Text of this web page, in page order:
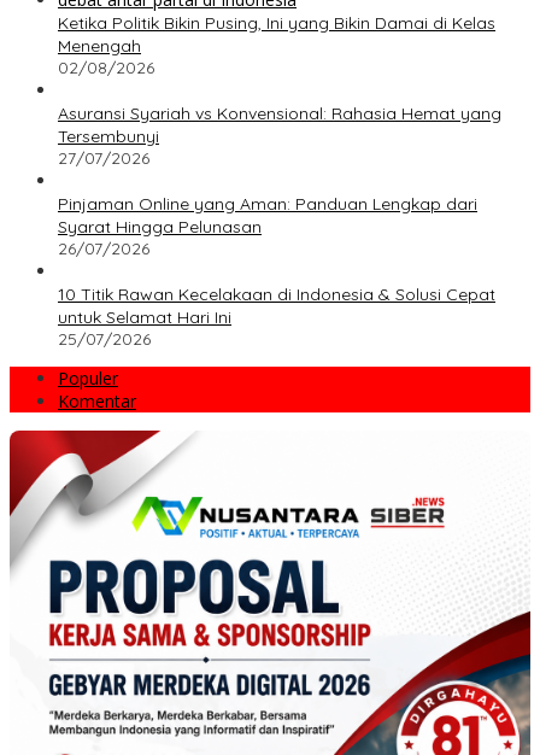
Ketika Politik Bikin Pusing, Ini yang Bikin Damai di Kelas
Menengah
02/08/2026
Asuransi Syariah vs Konvensional: Rahasia Hemat yang
Tersembunyi
27/07/2026
Pinjaman Online yang Aman: Panduan Lengkap dari
Syarat Hingga Pelunasan
26/07/2026
10 Titik Rawan Kecelakaan di Indonesia & Solusi Cepat
untuk Selamat Hari Ini
25/07/2026
Populer
Komentar